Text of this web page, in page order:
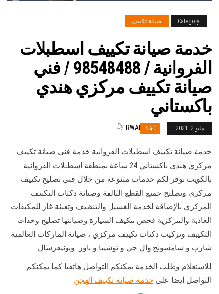
Category صيانة تكييف
خدمة صيانة تكييف اسطبلات
الفروانية / 98548488 / فني
صيانة تكييف مركزي هندي
باكستاني
مايو 2, 2021 0
By RWAN
خدمة صيانة تكييف اسطبلات الفروانية خدمة فني صيانة تكييف
مركزي هندي باكستاني 24 ساعة بمنطقة اسطبلات الفروانية
بالكويت نوفر لكم خدمات متنوعة من خلال فني تصليح تكييف
مركزي وتصليح جميع القطع التالفة وصيانة دكتات التكييف
المركزي بالإضافة لخدمة الغسيل والتنظيف وتعبئة غاز للمكيفات
العادية والمركزية فحص مكيف السيارة وصيانتها تصليح وحدات
التكييف وتركيب دكتات تكييف مركزي ، صيانة الماركات العالمية
شارب و سامسونج وال جي و توشيبا و باور ويونيفرسال
للاستعلام وطلب الخدمة يمكنكم التواصل هاتفيا كما يمكنكم
التواصل ايضا على خدمة صيانة تكييف الهجن